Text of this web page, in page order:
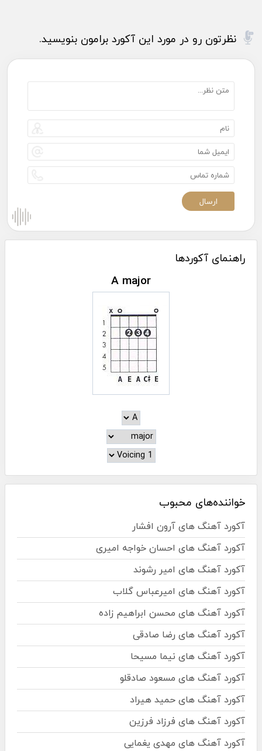
نظرتون رو در مورد این آکورد برامون بنویسید.
راهنمای آکوردها
A major
خواننده‌های محبوب
آکورد آهنگ های آرون افشار
آکورد آهنگ های احسان خواجه امیری
آکورد آهنگ های امیر رشوند
آکورد آهنگ های امیرعباس گلاب
آکورد آهنگ های محسن ابراهیم زاده
آکورد آهنگ های رضا صادقی
آکورد آهنگ های نیما مسیحا
آکورد آهنگ های مسعود صادقلو
آکورد آهنگ های حمید هیراد
آکورد آهنگ های فرزاد فرزین
آکورد آهنگ های مهدی یغمایی